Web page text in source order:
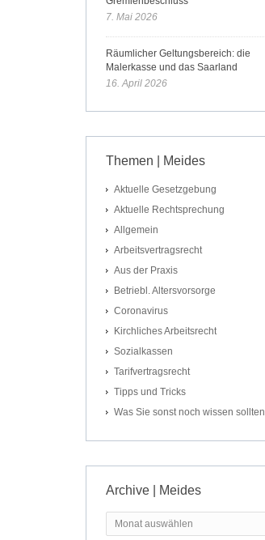
7. Mai 2026
Räumlicher Geltungsbereich: die
Malerkasse und das Saarland
16. April 2026
Themen | Meides
Aktuelle Gesetzgebung
Aktuelle Rechtsprechung
Allgemein
Arbeitsvertragsrecht
Aus der Praxis
Betriebl. Altersvorsorge
Coronavirus
Kirchliches Arbeitsrecht
Sozialkassen
Tarifvertragsrecht
Tipps und Tricks
Was Sie sonst noch wissen sollten
Archive | Meides
Archive
|